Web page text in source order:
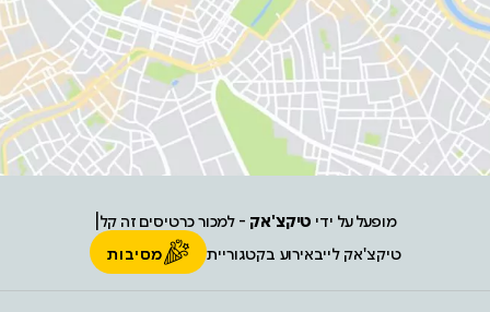
מופעל על ידי טיקצ'אק - למכור כרטיסים זה קל
טיקצ'אק לייבאירוע בקטגוריית מסיבות